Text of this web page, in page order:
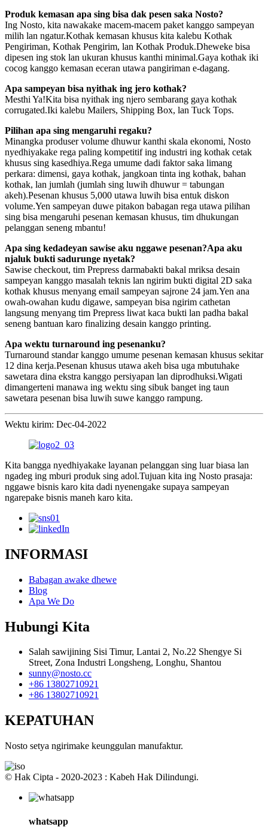
Produk kemasan apa sing bisa dak pesen saka Nosto?
Ing Nosto, kita nawakake macem-macem paket kanggo sampeyan
milih lan ngatur.Kothak kemasan khusus kita kalebu Kothak
Pengiriman, Kothak Pengirim, lan Kothak Produk.Dheweke bisa
dipesen ing stok lan ukuran khusus kanthi minimal.Gaya kothak iki
cocog kanggo kemasan eceran utawa pangiriman e-dagang.
Apa sampeyan bisa nyithak ing jero kothak?
Mesthi Ya!Kita bisa nyithak ing njero sembarang gaya kothak
corrugated.Iki kalebu Mailers, Shipping Box, lan Tuck Tops.
Pilihan apa sing mengaruhi regaku?
Minangka produser volume dhuwur kanthi skala ekonomi, Nosto
nyedhiyakake rega paling kompetitif ing industri ing kothak cetak
khusus sing kasedhiya.Rega umume dadi faktor saka limang
perkara: dimensi, gaya kothak, jangkoan tinta ing kothak, bahan
kothak, lan jumlah (jumlah sing luwih dhuwur = tabungan
akeh).Pesenan khusus 5,000 utawa luwih bisa entuk diskon
volume.Yen sampeyan duwe pitakon babagan rega utawa pilihan
sing bisa mengaruhi pesenan kemasan khusus, tim dhukungan
pelanggan seneng mbantu!
Apa sing kedadeyan sawise aku nggawe pesenan?Apa aku
njaluk bukti sadurunge nyetak?
Sawise checkout, tim Prepress darmabakti bakal mriksa desain
sampeyan kanggo masalah teknis lan ngirim bukti digital 2D saka
kothak khusus menyang email sampeyan sajrone 24 jam.Yen ana
owah-owahan kudu digawe, sampeyan bisa ngirim cathetan
langsung menyang tim Prepress liwat kaca bukti lan padha bakal
seneng bantuan karo finalizing desain kanggo printing.
Apa wektu turnaround ing pesenanku?
Turnaround standar kanggo umume pesenan kemasan khusus sekitar
12 dina kerja.Pesenan khusus utawa akeh bisa uga mbutuhake
sawetara dina ekstra kanggo persiyapan lan diprodhuksi.Wigati
dimangerteni manawa ing wektu sing sibuk banget ing taun
sawetara pesenan bisa luwih suwe kanggo rampung.
Wektu kirim: Dec-04-2022
Kita bangga nyedhiyakake layanan pelanggan sing luar biasa lan
ngadeg ing mburi produk sing adol.Tujuan kita ing Nosto prasaja:
nggawe bisnis karo kita dadi nyenengake supaya sampeyan
ngarepake bisnis maneh karo kita.
INFORMASI
Babagan awake dhewe
Blog
Apa We Do
Hubungi Kita
Salah sawijining Sisi Timur, Lantai 2, No.22 Shengye Si
Street, Zona Industri Longsheng, Longhu, Shantou
sunny@nosto.cc
+86 13802710921
+86 13802710921
KEPATUHAN
Nosto setya ngirimake keunggulan manufaktur.
© Hak Cipta - 2020-2023 : Kabeh Hak Dilindungi.
whatsapp